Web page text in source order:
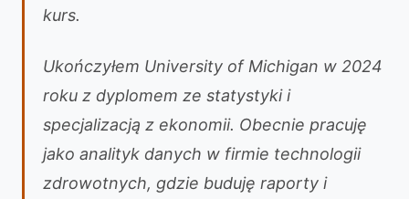
kurs.
Ukończyłem University of Michigan w 2024
roku z dyplomem ze statystyki i
specjalizacją z ekonomii. Obecnie pracuję
jako analityk danych w firmie technologii
zdrowotnych, gdzie buduję raporty i